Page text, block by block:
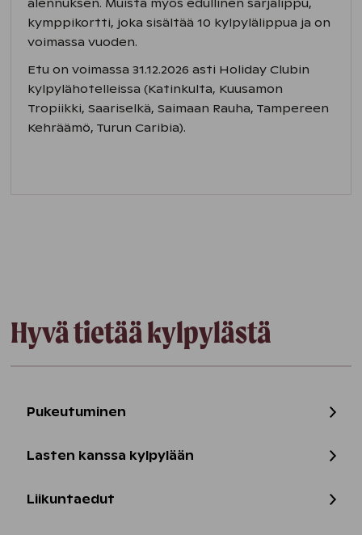
alennuksen. Muista myös edullinen sarjalippu,
kymppikortti, joka sisältää 10 kylpylälippua ja on
voimassa vuoden.
Etu on voimassa 31.12.2026 asti Holiday Clubin
kylpylähotelleissa (Katinkulta, Kuusamon
Tropiikki, Saariselkä, Saimaan Rauha, Tampereen
Kehräämö, Turun Caribia).
Hyvä tietää kylpylästä
Pukeutuminen
Lasten kanssa kylpylään
Liikuntaedut